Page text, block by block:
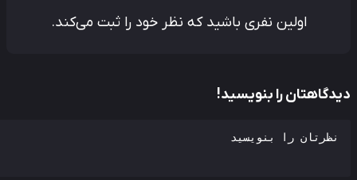
اولین نفری باشید که نظر خود را ثبت می‌کند.
را بنویسید!